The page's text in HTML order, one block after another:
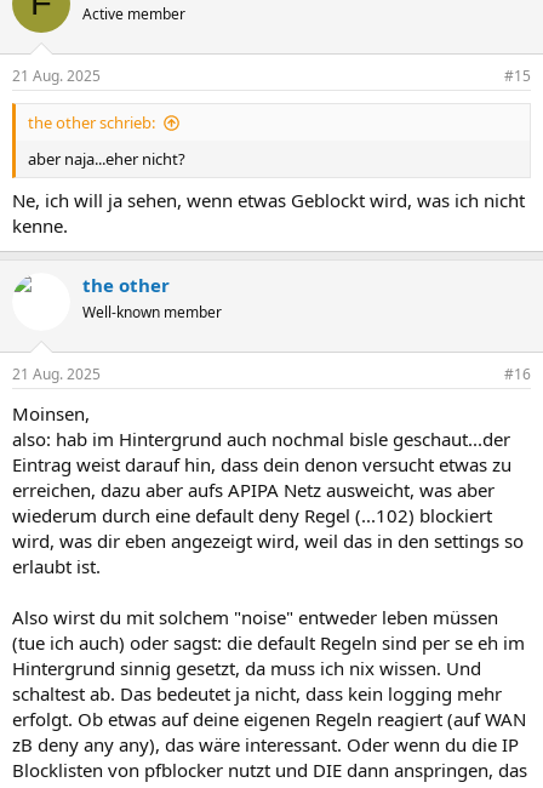
Active member
21 Aug. 2025 #15
the other schrieb:
aber naja...eher nicht?
Ne, ich will ja sehen, wenn etwas Geblockt wird, was ich nicht
kenne.
the other
Well-known member
21 Aug. 2025 #16
Moinsen,
also: hab im Hintergrund auch nochmal bisle geschaut...der
Eintrag weist darauf hin, dass dein denon versucht etwas zu
erreichen, dazu aber aufs APIPA Netz ausweicht, was aber
wiederum durch eine default deny Regel (...102) blockiert
wird, was dir eben angezeigt wird, weil das in den settings so
erlaubt ist.
Also wirst du mit solchem "noise" entweder leben müssen
(tue ich auch) oder sagst: die default Regeln sind per se eh im
Hintergrund sinnig gesetzt, da muss ich nix wissen. Und
schaltest ab. Das bedeutet ja nicht, dass kein logging mehr
erfolgt. Ob etwas auf deine eigenen Regeln reagiert (auf WAN
zB deny any any), das wäre interessant. Oder wenn du die IP
Blocklisten von pfblocker nutzt und DIE dann anspringen, das